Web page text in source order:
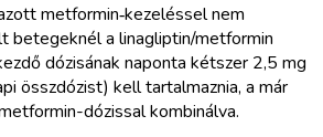
metformin‑kezeléssel nem
betegeknél a linagliptin/metformin
dózisának naponta kétszer 2,5 mg
összdózist) kell tartalmaznia, a már
dózissal kombinálva.